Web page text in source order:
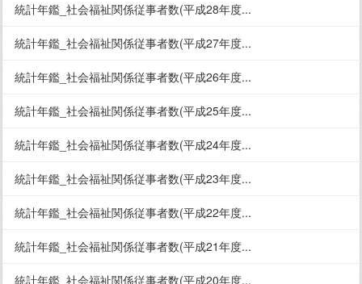
統計年鑑_社会福祉関係従事者数(平成28年度...
統計年鑑_社会福祉関係従事者数(平成27年度...
統計年鑑_社会福祉関係従事者数(平成26年度...
統計年鑑_社会福祉関係従事者数(平成25年度...
統計年鑑_社会福祉関係従事者数(平成24年度...
統計年鑑_社会福祉関係従事者数(平成23年度...
統計年鑑_社会福祉関係従事者数(平成22年度...
統計年鑑_社会福祉関係従事者数(平成21年度...
統計年鑑_社会福祉関係従事者数(平成20年度...